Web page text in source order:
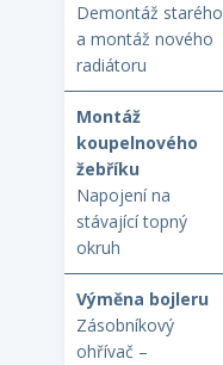
Demontáž starého
a montáž nového
radiátoru
Montáž
koupelnového
žebříku
Napojení na
stávající topný
okruh
Výměna bojleru
Zásobníkový
ohřívač –